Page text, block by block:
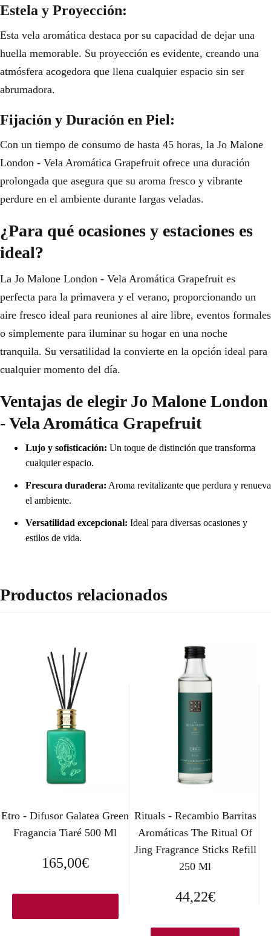
Estela y Proyección:
Esta vela aromática destaca por su capacidad de dejar una
huella memorable. Su proyección es evidente, creando una
atmósfera acogedora que llena cualquier espacio sin ser
abrumadora.
Fijación y Duración en Piel:
Con un tiempo de consumo de hasta 45 horas, la Jo Malone
London - Vela Aromática Grapefruit ofrece una duración
prolongada que asegura que su aroma fresco y vibrante
perdure en el ambiente durante largas veladas.
¿Para qué ocasiones y estaciones es
ideal?
La Jo Malone London - Vela Aromática Grapefruit es
perfecta para la primavera y el verano, proporcionando un
aire fresco ideal para reuniones al aire libre, eventos formales
o simplemente para iluminar su hogar en una noche
tranquila. Su versatilidad la convierte en la opción ideal para
cualquier momento del día.
Ventajas de elegir Jo Malone London
- Vela Aromática Grapefruit
Lujo y sofisticación: Un toque de distinción que transforma
cualquier espacio.
Frescura duradera: Aroma revitalizante que perdura y renueva
el ambiente.
Versatilidad excepcional: Ideal para diversas ocasiones y
estilos de vida.
Productos relacionados
Etro - Difusor Galatea Green
Fragancia Tiaré 500 Ml
165,00€
Rituals - Recambio Barritas
Aromáticas The Ritual Of
Jing Fragrance Sticks Refill
250 Ml
44,22€